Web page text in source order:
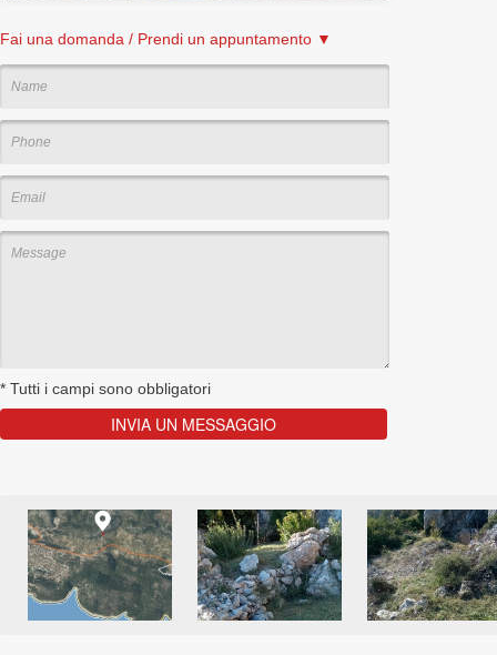
Fai una domanda / Prendi un appuntamento ▼
* Tutti i campi sono obbligatori